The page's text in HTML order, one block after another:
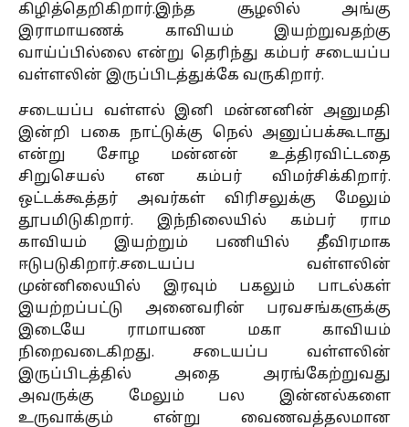
கிழித்தெறிகிறார்.இந்த சூழலில் அங்கு
இராமாயணக் காவியம் இயற்றுவதற்கு
வாய்ப்பில்லை என்று தெரிந்து கம்பர் சடையப்ப
வள்ளலின் இருப்பிடத்துக்கே வருகிறார்.
சடையப்ப வள்ளல் இனி மன்னனின் அனுமதி
இன்றி பகை நாட்டுக்கு நெல் அனுப்பக்கூடாது
என்று சோழ மன்னன் உத்திரவிட்டதை
சிறுசெயல் என கம்பர் விமர்சிக்கிறார்.
ஒட்டக்கூத்தர் அவர்கள் விரிசலுக்கு மேலும்
தூபமிடுகிறார். இந்நிலையில் கம்பர் ராம
காவியம் இயற்றும் பணியில் தீவிரமாக
ஈடுபடுகிறார்.சடையப்ப வள்ளலின்
முன்னிலையில் இரவும் பகலும் பாடல்கள்
இயற்றப்பட்டு அனைவரின் பரவசங்களுக்கு
இடையே ராமாயண மகா காவியம்
நிறைவடைகிறது. சடையப்ப வள்ளலின்
இருப்பிடத்தில் அதை அரங்கேற்றுவது
அவருக்கு மேலும் பல இன்னல்களை
உருவாக்கும் என்று வைணவத்தலமான